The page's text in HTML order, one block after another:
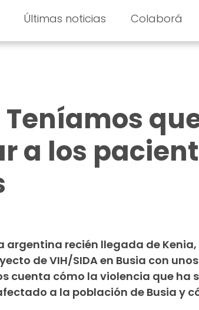
Últimas noticias Colaborá
a los
argentina recién llegada de
de VIH/SIDA en Busia con
cuenta cómo la violencia que ha
a la población de Busia y